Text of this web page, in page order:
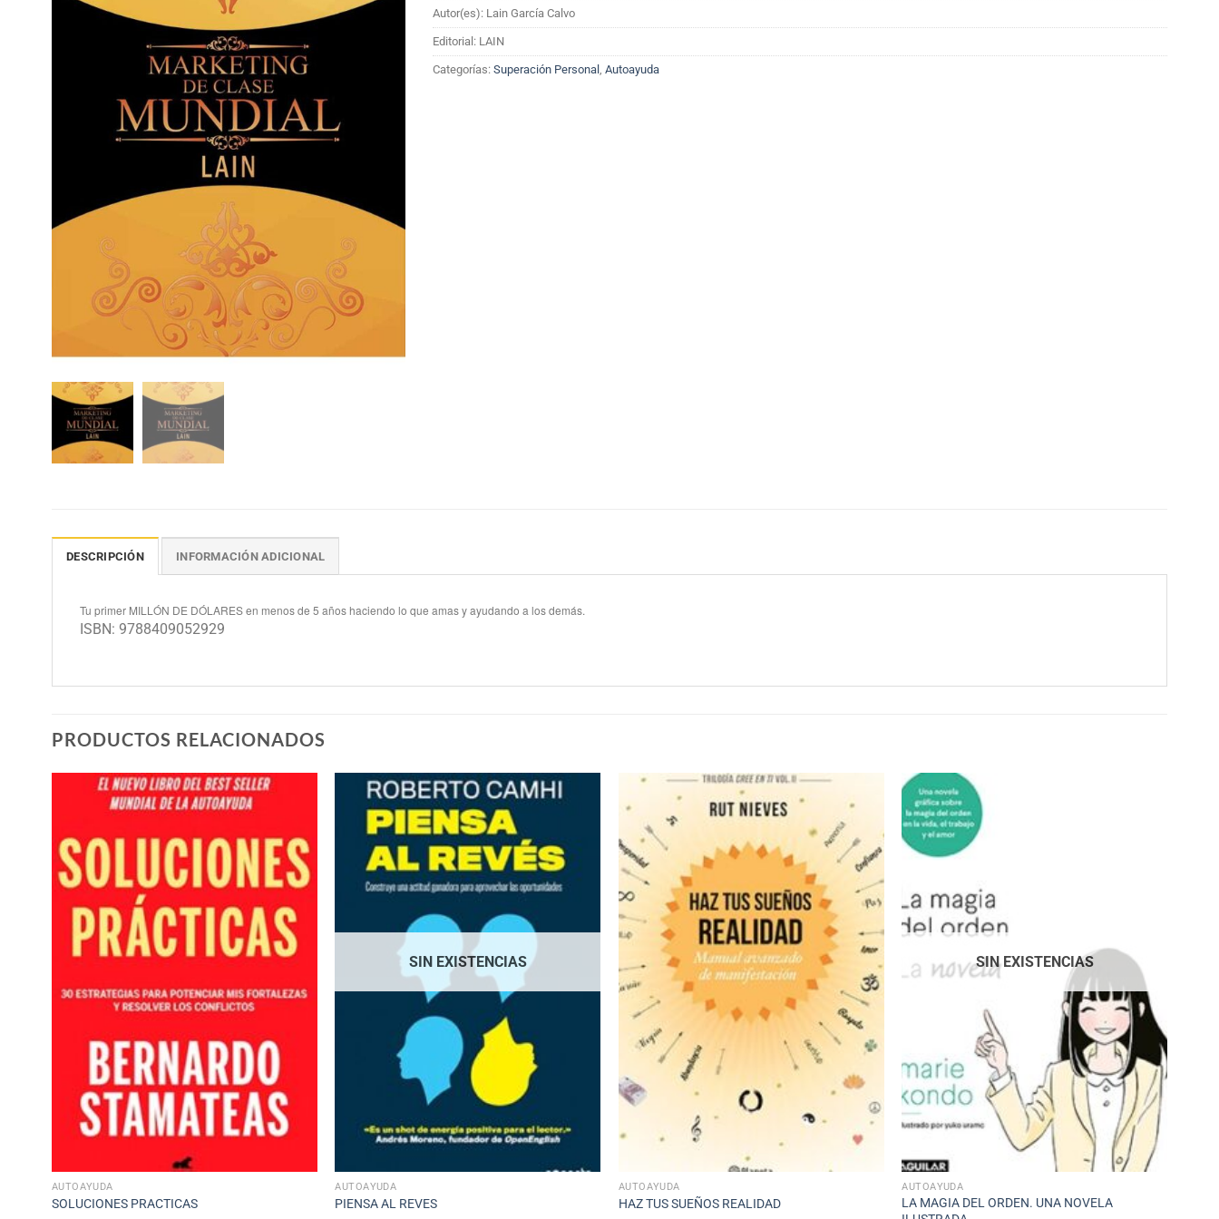
Autor(es): Lain García Calvo
Editorial: LAIN
Categorías: Superación Personal Autoayuda
DESCRIPCIÓN INFORMACIÓN ADICIONAL
Tu primer MILLÓN DE DÓLARES en menos de 5 años haciendo lo que amas y ayudando a los demás.
ISBN: 9788409052929
PRODUCTOS RELACIONADOS
AUTOAYUDA
SOLUCIONES PRACTICAS
SIN EXISTENCIAS
AUTOAYUDA
PIENSA AL REVES
AUTOAYUDA
HAZ TUS SUEÑOS REALIDAD
SIN EXISTENCIAS
AUTOAYUDA
LA MAGIA DEL ORDEN. UNA NOVELA